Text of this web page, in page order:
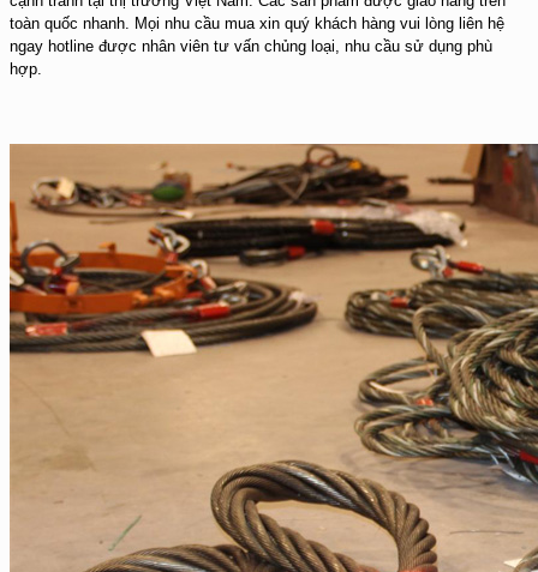
toàn quốc nhanh. Mọi nhu cầu mua xin quý khách hàng vui lòng liên hệ
ngay hotline được nhân viên tư vấn chủng loại, nhu cầu sử dụng phù
hợp.